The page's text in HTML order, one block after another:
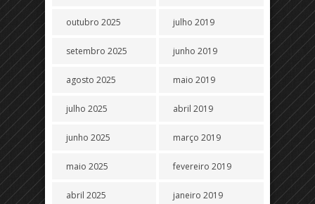
outubro 2025
setembro 2025
agosto 2025
julho 2025
junho 2025
maio 2025
abril 2025
julho 2019
junho 2019
maio 2019
abril 2019
março 2019
fevereiro 2019
janeiro 2019